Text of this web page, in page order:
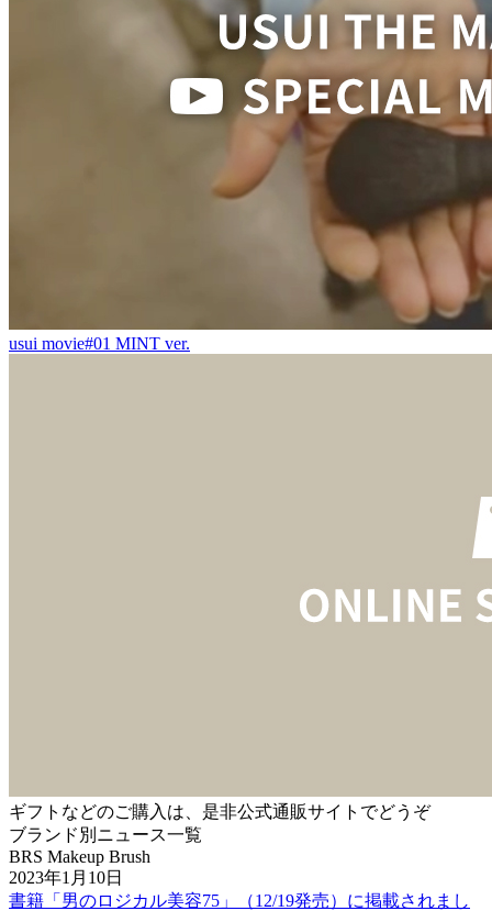
usui movie#01 MINT ver.
ギフトなどのご購入は、是非公式通販サイトでどうぞ
ブランド別ニュース一覧
BRS Makeup Brush
2023年1月10日
書籍「男のロジカル美容75」（12/19発売）に掲載されまし